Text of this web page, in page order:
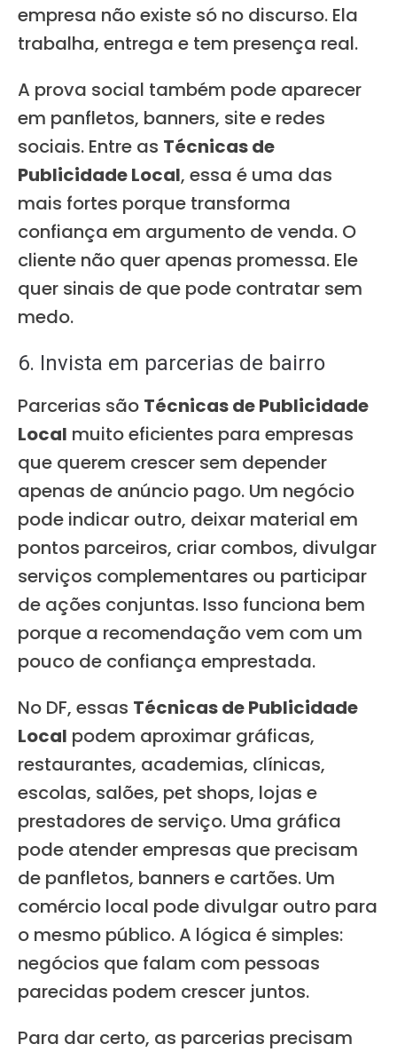
empresa não existe só no discurso. Ela
trabalha, entrega e tem presença real.
A prova social também pode aparecer
em panfletos, banners, site e redes
sociais. Entre as Técnicas de
Publicidade Local, essa é uma das
mais fortes porque transforma
confiança em argumento de venda. O
cliente não quer apenas promessa. Ele
quer sinais de que pode contratar sem
medo.
6. Invista em parcerias de bairro
Parcerias são Técnicas de Publicidade
Local muito eficientes para empresas
que querem crescer sem depender
apenas de anúncio pago. Um negócio
pode indicar outro, deixar material em
pontos parceiros, criar combos, divulgar
serviços complementares ou participar
de ações conjuntas. Isso funciona bem
porque a recomendação vem com um
pouco de confiança emprestada.
No DF, essas Técnicas de Publicidade
Local podem aproximar gráficas,
restaurantes, academias, clínicas,
escolas, salões, pet shops, lojas e
prestadores de serviço. Uma gráfica
pode atender empresas que precisam
de panfletos, banners e cartões. Um
comércio local pode divulgar outro para
o mesmo público. A lógica é simples:
negócios que falam com pessoas
parecidas podem crescer juntos.
Para dar certo, as parcerias precisam